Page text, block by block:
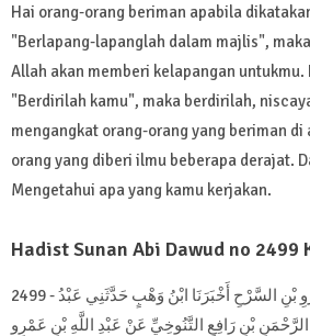
Hai orang-orang beriman apabila
"Berlapang-lapanglah dalam majlis",
Allah akan memberi kelapangan
"Berdirilah kamu", maka berdirilah,
mengangkat orang-orang yang beriman di
orang yang diberi ilmu beberapa derajat.
Mengetahui apa yang kamu kerjakan.
Hadist Sunan Abi Dawud no 2499
2499 - حَدَّثَنَا أَحْمَدُ بْنُ عَمْروِ بْنِ السَّرْحِ أَخْبَرَنَا ابْنُ وَهْبٍ حَدَّثَنِي عَبْدُ
بْنِ رَافِعٍ التَّنُوخِيِّ عَنْ عَبْدِ اللَّهِ بْنِ عَمْرِو